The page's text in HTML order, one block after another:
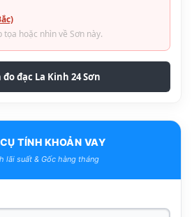
hoặc nhìn về Sơn này.
đo đạc La Kinh 24 Sơn
TÍNH KHOẢN VAY
lãi suất & Gốc hàng tháng